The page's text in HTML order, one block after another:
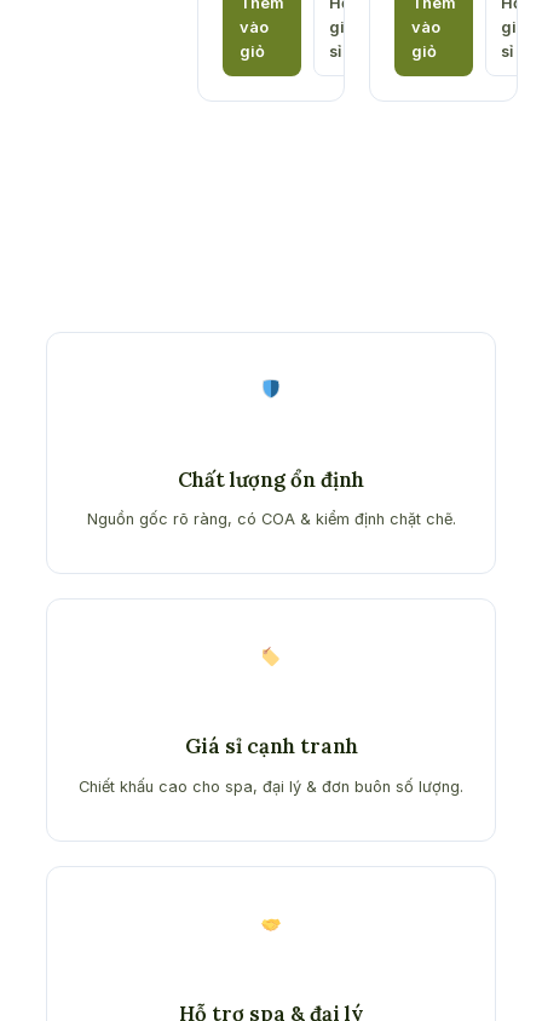
vào
giỏ
giá
sỉ
vào
giỏ
giá
sỉ
Chất lượng ổn định
Nguồn gốc rõ ràng, có COA & kiểm định chặt chẽ.
Giá sỉ cạnh tranh
Chiết khấu cao cho spa, đại lý & đơn buôn số lượng.
Hỗ trợ spa & đại lý